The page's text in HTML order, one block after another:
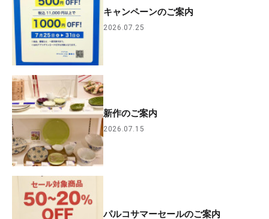
キャンペーンのご案内
2026.07.25
新作のご案内
2026.07.15
パルコサマーセールのご案内